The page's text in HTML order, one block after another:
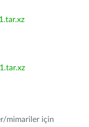
mimariler için